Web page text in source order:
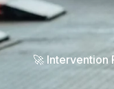
🚀 Intervention